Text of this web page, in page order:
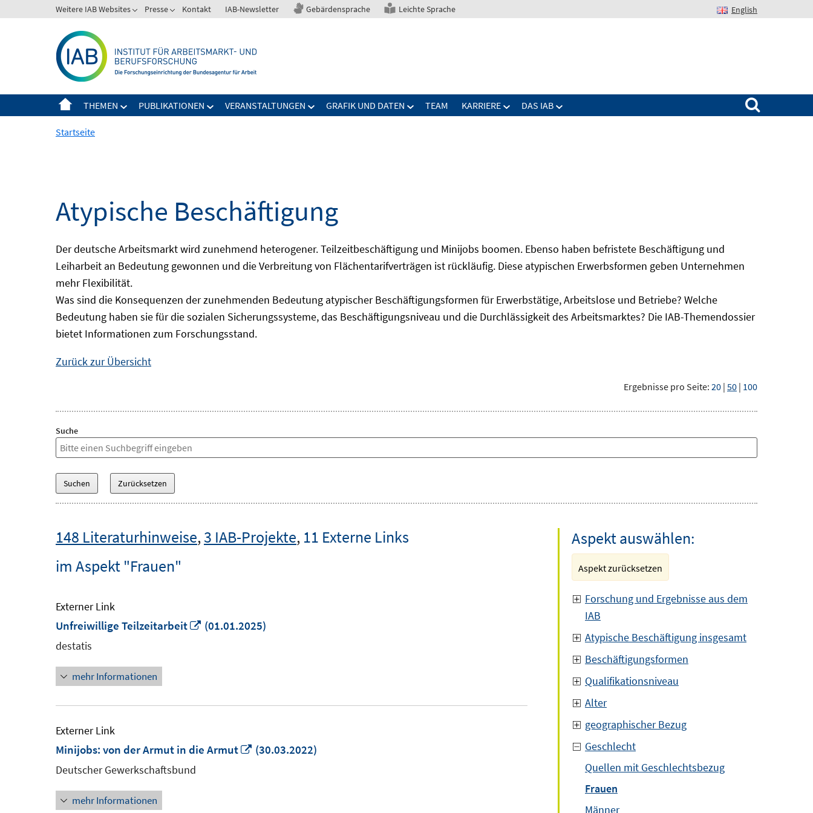
zum
Weitere IAB Websites Presse Kontakt IAB-Newsletter Gebärdensprache Leichte Sprache English
THEMEN PUBLIKATIONEN VERANSTALTUNGEN GRAFIK UND DATEN TEAM KARRIERE DAS IAB
Suchen nach:
Startseite
Atypische Beschäftigung
Der deutsche Arbeitsmarkt wird zunehmend heterogener. Teilzeitbeschäftigung und Minijobs boomen. Ebenso haben befristete Beschäftigung und
Leiharbeit an Bedeutung gewonnen und die Verbreitung von Flächentarifverträgen ist rückläufig. Diese atypischen Erwerbsformen geben Unternehmen
mehr Flexibilität.
Was sind die Konsequenzen der zunehmenden Bedeutung atypischer Beschäftigungsformen für Erwerbstätige, Arbeitslose und Betriebe? Welche
Bedeutung haben sie für die sozialen Sicherungssysteme, das Beschäftigungsniveau und die Durchlässigkeit des Arbeitsmarktes? Die IAB-Themendossier
bietet Informationen zum Forschungsstand.
Zurück zur Übersicht
Ergebnisse pro Seite: 20 | 50 | 100
Suche
148 Literaturhinweise,3 IAB-Projekte, 11 Externe Links
im Aspekt "Frauen"
Externer Link
Unfreiwillige Teilzeitarbeit
In
(01.01.2025)
destatis
mehr Informationen
Externer Link
Minijobs: von der Armut in die Armut
In
(30.03.2022)
Deutscher Gewerkschaftsbund
mehr Informationen
Aspekt auswählen:
Aspekt zurücksetzen
Forschung und Ergebnisse aus dem
IAB
Atypische Beschäftigung insgesamt
Beschäftigungsformen
Qualifikationsniveau
Alter
geographischer Bezug
Geschlecht
Quellen mit Geschlechtsbezug
Frauen
Männer